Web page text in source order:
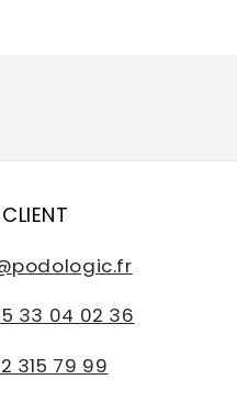
33 04 02 36
315 79 99